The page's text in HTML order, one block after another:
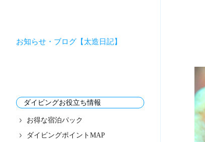
お知らせ・ブログ【太造日記】
ダイビングお役立ち情報
お得な宿泊パック
ダイビングポイントMAP